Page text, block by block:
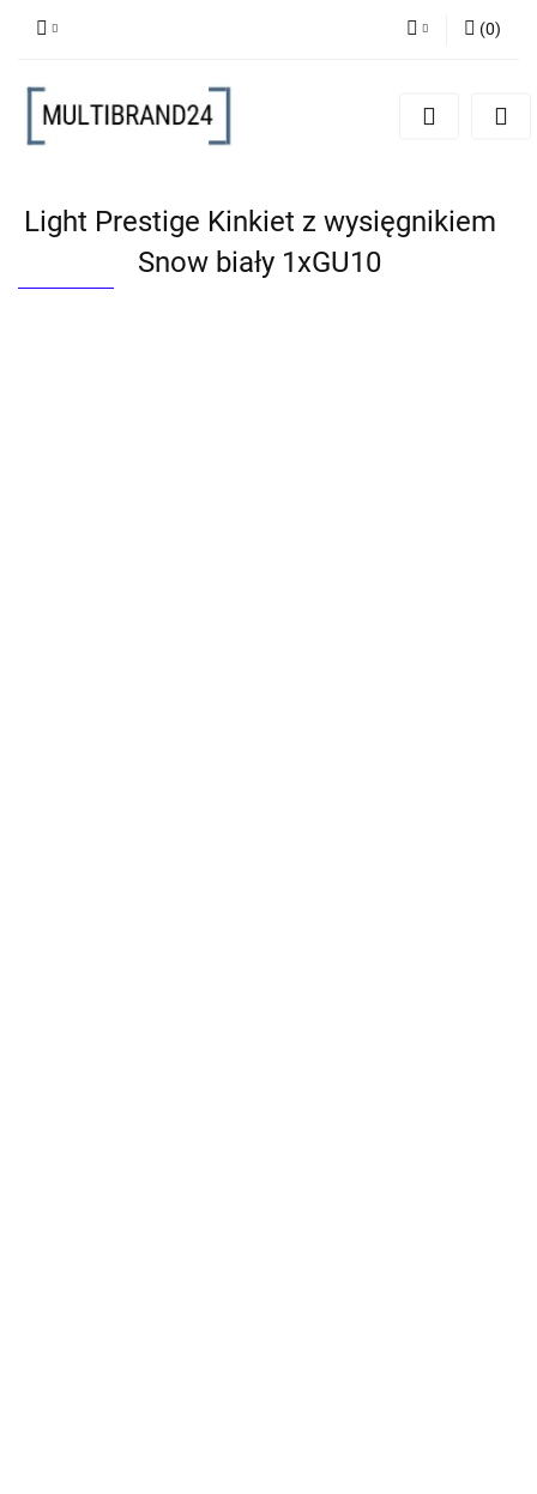
Zarejestruj się
(0)
Light Prestige Kinkiet z wysięgnikiem
Snow biały 1xGU10